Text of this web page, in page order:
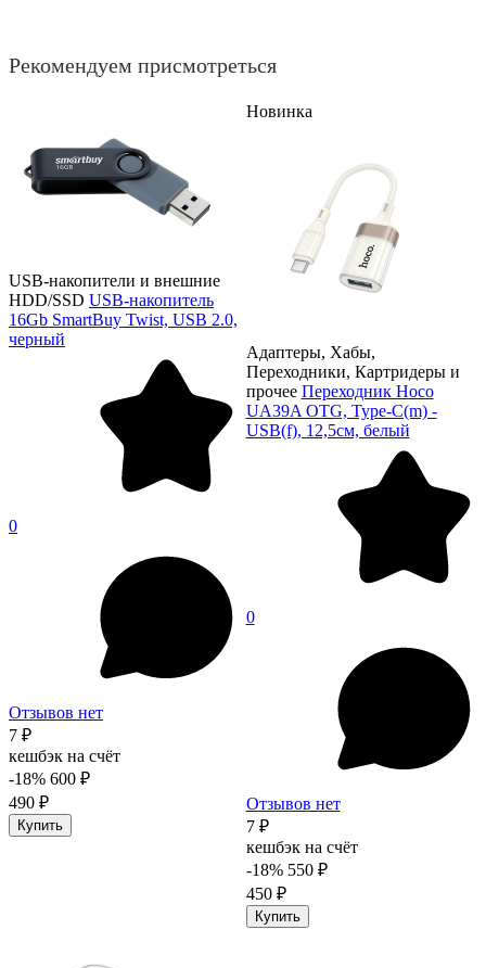
Рекомендуем присмотреться
USB-накопители и внешние
HDD/SSD USB-накопитель
16Gb SmartBuy Twist, USB 2.0,
черный
0
Отзывов нет
7 ₽
кешбэк на счёт
-18% 600 ₽
490 ₽
Купить
Новинка
Адаптеры, Хабы,
Переходники, Картридеры и
прочее Переходник Hoco
UA39A OTG, Type-C(m) -
USB(f), 12,5см, белый
0
Отзывов нет
7 ₽
кешбэк на счёт
-18% 550 ₽
450 ₽
Купить